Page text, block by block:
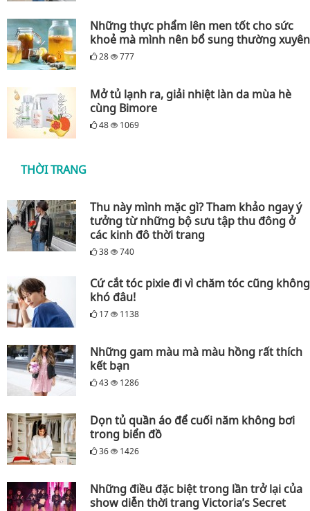
Những thực phẩm lên men tốt cho sức
khoẻ mà mình nên bổ sung thường xuyên
28 777
Mở tủ lạnh ra, giải nhiệt làn da mùa hè
cùng Bimore
48 1069
THỜI TRANG
Thu này mình mặc gì? Tham khảo ngay ý
tưởng từ những bộ sưu tập thu đông ở
các kinh đô thời trang
38 740
Cứ cắt tóc pixie đi vì chăm tóc cũng không
khó đâu!
17 1138
Những gam màu mà màu hồng rất thích
kết bạn
43 1286
Dọn tủ quần áo để cuối năm không bơi
trong biển đồ
36 1426
Những điều đặc biệt trong lần trở lại của
show diễn thời trang Victoria’s Secret